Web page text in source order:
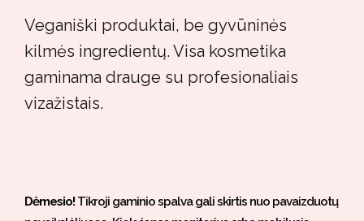
Veganiški produktai, be gyvūninės
kilmės ingredientų. Visa kosmetika
gaminama drauge su profesionaliais
vizažistais.
Dėmesio! Tikroji gaminio spalva gali skirtis nuo pavaizduotų